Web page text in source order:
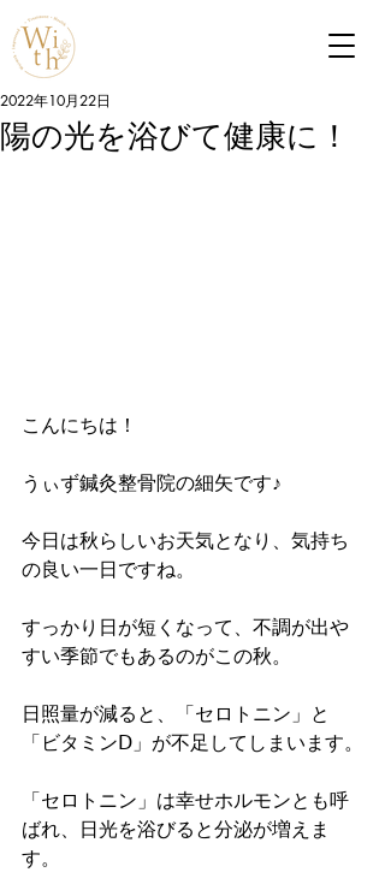
陽の光を浴びて健康に！
2022年10月22日
こんにちは！
うぃず鍼灸整骨院の細矢です♪
今日は秋らしいお天気となり、気持ち
の良い一日ですね。
すっかり日が短くなって、不調が出や
すい季節でもあるのがこの秋。
日照量が減ると、「セロトニン」と
「ビタミンⅮ」が不足してしまいます。
「セロトニン」は幸せホルモンとも呼
ばれ、日光を浴びると分泌が増えま
す。